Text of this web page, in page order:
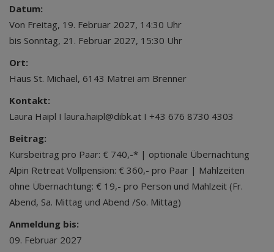
Datum:
Von Freitag, 19. Februar 2027, 14:30 Uhr
bis Sonntag, 21. Februar 2027, 15:30 Uhr
Ort:
Haus St. Michael, 6143 Matrei am Brenner
Kontakt:
Laura Haipl I laura.haipl@dibk.at I +43 676 8730 4303
Beitrag:
Kursbeitrag pro Paar: € 740,-* | optionale Übernachtung
Alpin Retreat Vollpension: € 360,- pro Paar | Mahlzeiten
ohne Übernachtung: € 19,- pro Person und Mahlzeit (Fr.
Abend, Sa. Mittag und Abend /So. Mittag)
Anmeldung bis:
09. Februar 2027